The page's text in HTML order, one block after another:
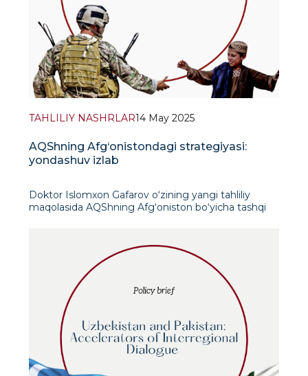
TAHLILIY NASHRLAR14 May 2025
AQShning Afg‘onistondagi strategiyasi:
yondashuv izlab
Doktor Islomxon Gafarov o‘zining yangi tahliliy
maqolasida AQShning Afg‘oniston bo‘yicha tashqi
munosabatlaridagi strategik noaniqlik, ichki
ziddiyatlar va uzoq muddatli isti